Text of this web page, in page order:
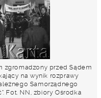
zgromadzony przed Sądem
na wynik rozprawy
Samorządnego
Fot. NN, zbiory Ośrodka